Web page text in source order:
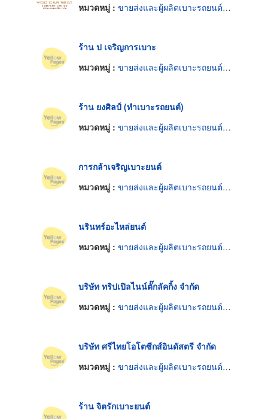
หมวดหมู่ : ขายส่งและผู้ผลิตเบาะรถยนต์และรถจักรยานยนต์
ร้าน ป เจริญการเบาะ
หมวดหมู่ : ขายส่งและผู้ผลิตเบาะรถยนต์และรถจักรยานยนต์
ร้าน ยงศิลป์ (ทำเบาะรถยนต์)
หมวดหมู่ : ขายส่งและผู้ผลิตเบาะรถยนต์และรถจักรยานยนต์
การกล้าเจริญเบาะยนต์
หมวดหมู่ : ขายส่งและผู้ผลิตเบาะรถยนต์และรถจักรยานยนต์
นรินทร์อะไหล่ยนต์
หมวดหมู่ : ขายส่งและผู้ผลิตเบาะรถยนต์และรถจักรยานยนต์
บริษัท ทริปเปิลไนน์ตั๊กลัคกิ้ง จำกัด
หมวดหมู่ : ขายส่งและผู้ผลิตเบาะรถยนต์และรถจักรยานยนต์
บริษัท ศรีไทยโอโตซีกส์อินดัสตรี จำกัด
หมวดหมู่ : ขายส่งและผู้ผลิตเบาะรถยนต์และรถจักรยานยนต์
ร้าน จิตรักเบาะยนต์